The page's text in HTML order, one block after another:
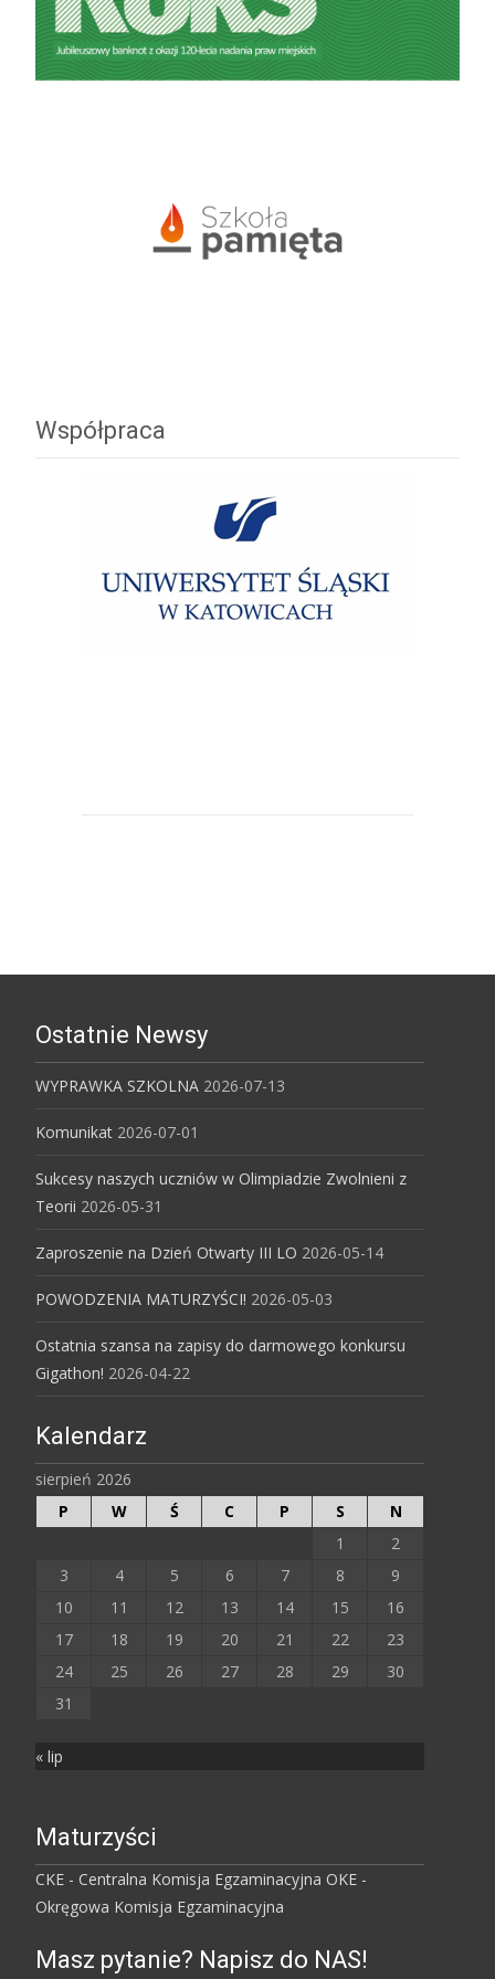
Współpraca
Ostatnie Newsy
WYPRAWKA SZKOLNA 2026-07-13
Komunikat 2026-07-01
Sukcesy naszych uczniów w Olimpiadzie Zwolnieni z
Teorii 2026-05-31
Zaproszenie na Dzień Otwarty III LO 2026-05-14
POWODZENIA MATURZYŚCI! 2026-05-03
Ostatnia szansa na zapisy do darmowego konkursu
Gigathon! 2026-04-22
Kalendarz
sierpień 2026
P
W Ś C P S
N
1
2
3
4 5 6 7 8
9
10
11 12 13 14 15
16
17
18 19 20 21 22
23
24
25 26 27 28 29
30
31
« lip
Maturzyści
CKE - Centralna Komisja Egzaminacyjna OKE -
Okręgowa Komisja Egzaminacyjna
Masz pytanie? Napisz do NAS!